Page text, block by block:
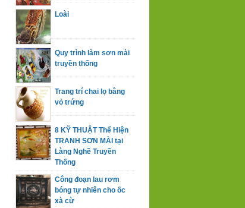
Loài
Quy trình làm sơn mài
truyền thống
Trang trí chai lọ bằng
vỏ trứng
8 KỸ THUẬT Thể Hiện
TRANH SƠN MÀI tại
Làng Nghề Truyền
Thống
Công đoạn lau rơm
bóng tự nhiên cho ốc
xà cừ